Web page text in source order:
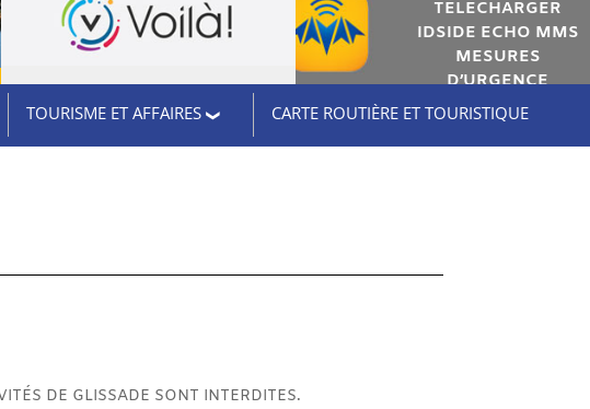
TÉLÉCHARGER
IDSIDE ECHO MMS
MESURES
D’URGENCE
TOURISME ET AFFAIRES CARTE ROUTIÈRE ET TOURISTIQUE
DE GLISSADE SONT INTERDITES.